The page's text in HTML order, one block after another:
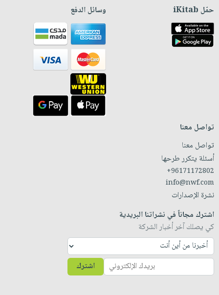
حمّل iKitab وسائل الدفع
تواصل معنا
تواصل معنا
أسئلة يتكرر طرحها
+96171172802
info@nwf.com
نشرة الإصدارات
اشترك مجاناً في نشراتنا البريدية
كي يصلك آخر أخبار الشركة
اشترك